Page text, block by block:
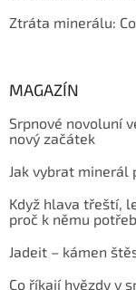
Ztráta minerálu:
MAGAZÍN
Srpnové novoluní
nový začátek
Jak vybrat
Když hlava třeští,
proč k němu
Jadeit – kámen
Co říkají hvězdy v